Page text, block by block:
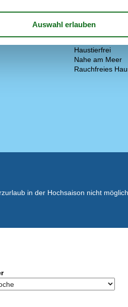
Entfernung zu
Golfplatz
Haustierfrei
Nahe am Meer
Rauchfreies
in der Hochsaison nicht